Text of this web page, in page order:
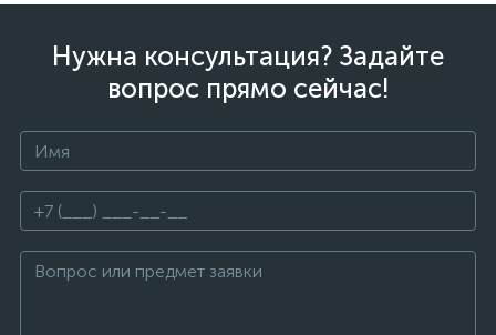
Нужна консультация? Задайте
вопрос прямо сейчас!